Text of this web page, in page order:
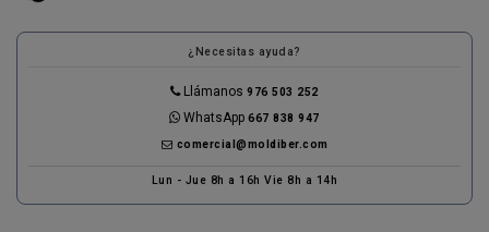
¿Necesitas ayuda?
Llámanos976 503 252
WhatsApp667 838 947
comercial@moldiber.com
Lun - Jue 8h a 16h Vie 8h a 14h